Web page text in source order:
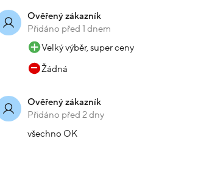
Ověřený zákazník
Přidáno před 1 dnem
Velký výběr, super ceny
Žádná
Ověřený zákazník
Přidáno před 2 dny
všechno OK